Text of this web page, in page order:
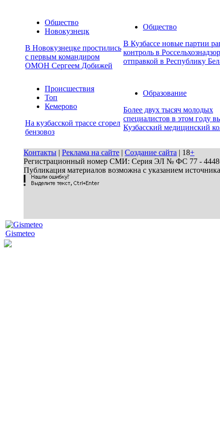
Общество
Новокузнецк
В Новокузнецке простились
с первым командиром
ОМОН Сергеем Добижей
Общество
В Кузбассе новые партии
контроль в
отправкой в Республику
Происшествия
Топ
Кемерово
На кузбасской трассе сгорел
бензовоз
Образование
Более двух тысяч молодых
специалистов в этом году
Кузбасский медицинский
Контакты | Реклама на сайте | Создание сайта | 18+
Регистрационный номер СМИ: Серия ЭЛ № ФС 77 - 44486
Публикация материалов возможна с указанием
Gismeteo